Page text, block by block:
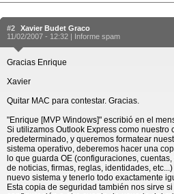
#2
Xavier Budet Graco
11/02/2007 - 12:32 | Informe spam
Gracias Enrique
Xavier
Quitar MAC para contestar. Gracias.
"Enrique [MVP Windows]" escribió en el
Si utilizamos Outlook Express como nuestro
predeterminado, y queremos formatear
sistema operativo, deberemos hacer una
lo que guarda OE (configuraciones,
de noticias, firmas, reglas, identidades,
nuevo sistema y tenerlo todo exactamente
Esta copia de seguridad también nos sirve